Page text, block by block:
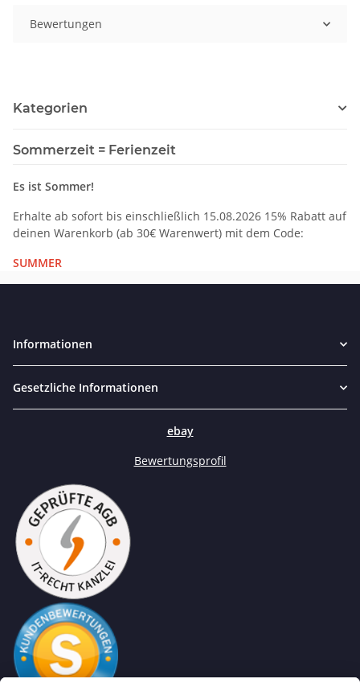
Bewertungen
Kategorien
Sommerzeit = Ferienzeit
Es ist Sommer!
Erhalte ab sofort bis einschließlich 15.08.2026 15% Rabatt auf
deinen Warenkorb (ab 30€ Warenwert) mit dem Code:
SUMMER
Informationen
Gesetzliche Informationen
ebay
Bewertungsprofil